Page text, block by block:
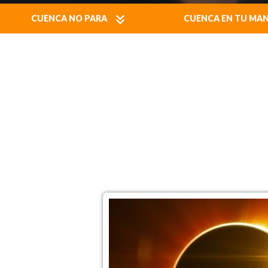
CUENCA NO PARA CUENCA EN TU